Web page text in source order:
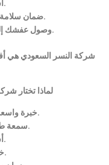
أسعار تنافسية.
ضمان سلامة جميع أغراضك أثناء النقل.
وصول عفشك إلى وجهته في الوقت المحدد.
شركة النسر السعودي هي
لماذا تختار
خبرة واسعة في مجال نقل العفش.
سمعة طيبة وثقة عملاء كبيرة.
أسعار تنافسية.
خدمات ممتازة.